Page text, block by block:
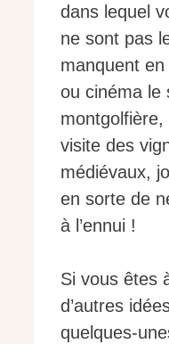
dans lequel
ne sont pas
manquent
ou cinéma le
montgolfière,
visite des
médiévaux,
en sorte de
à l’ennui !
Si vous êtes
d’autres
quelques-